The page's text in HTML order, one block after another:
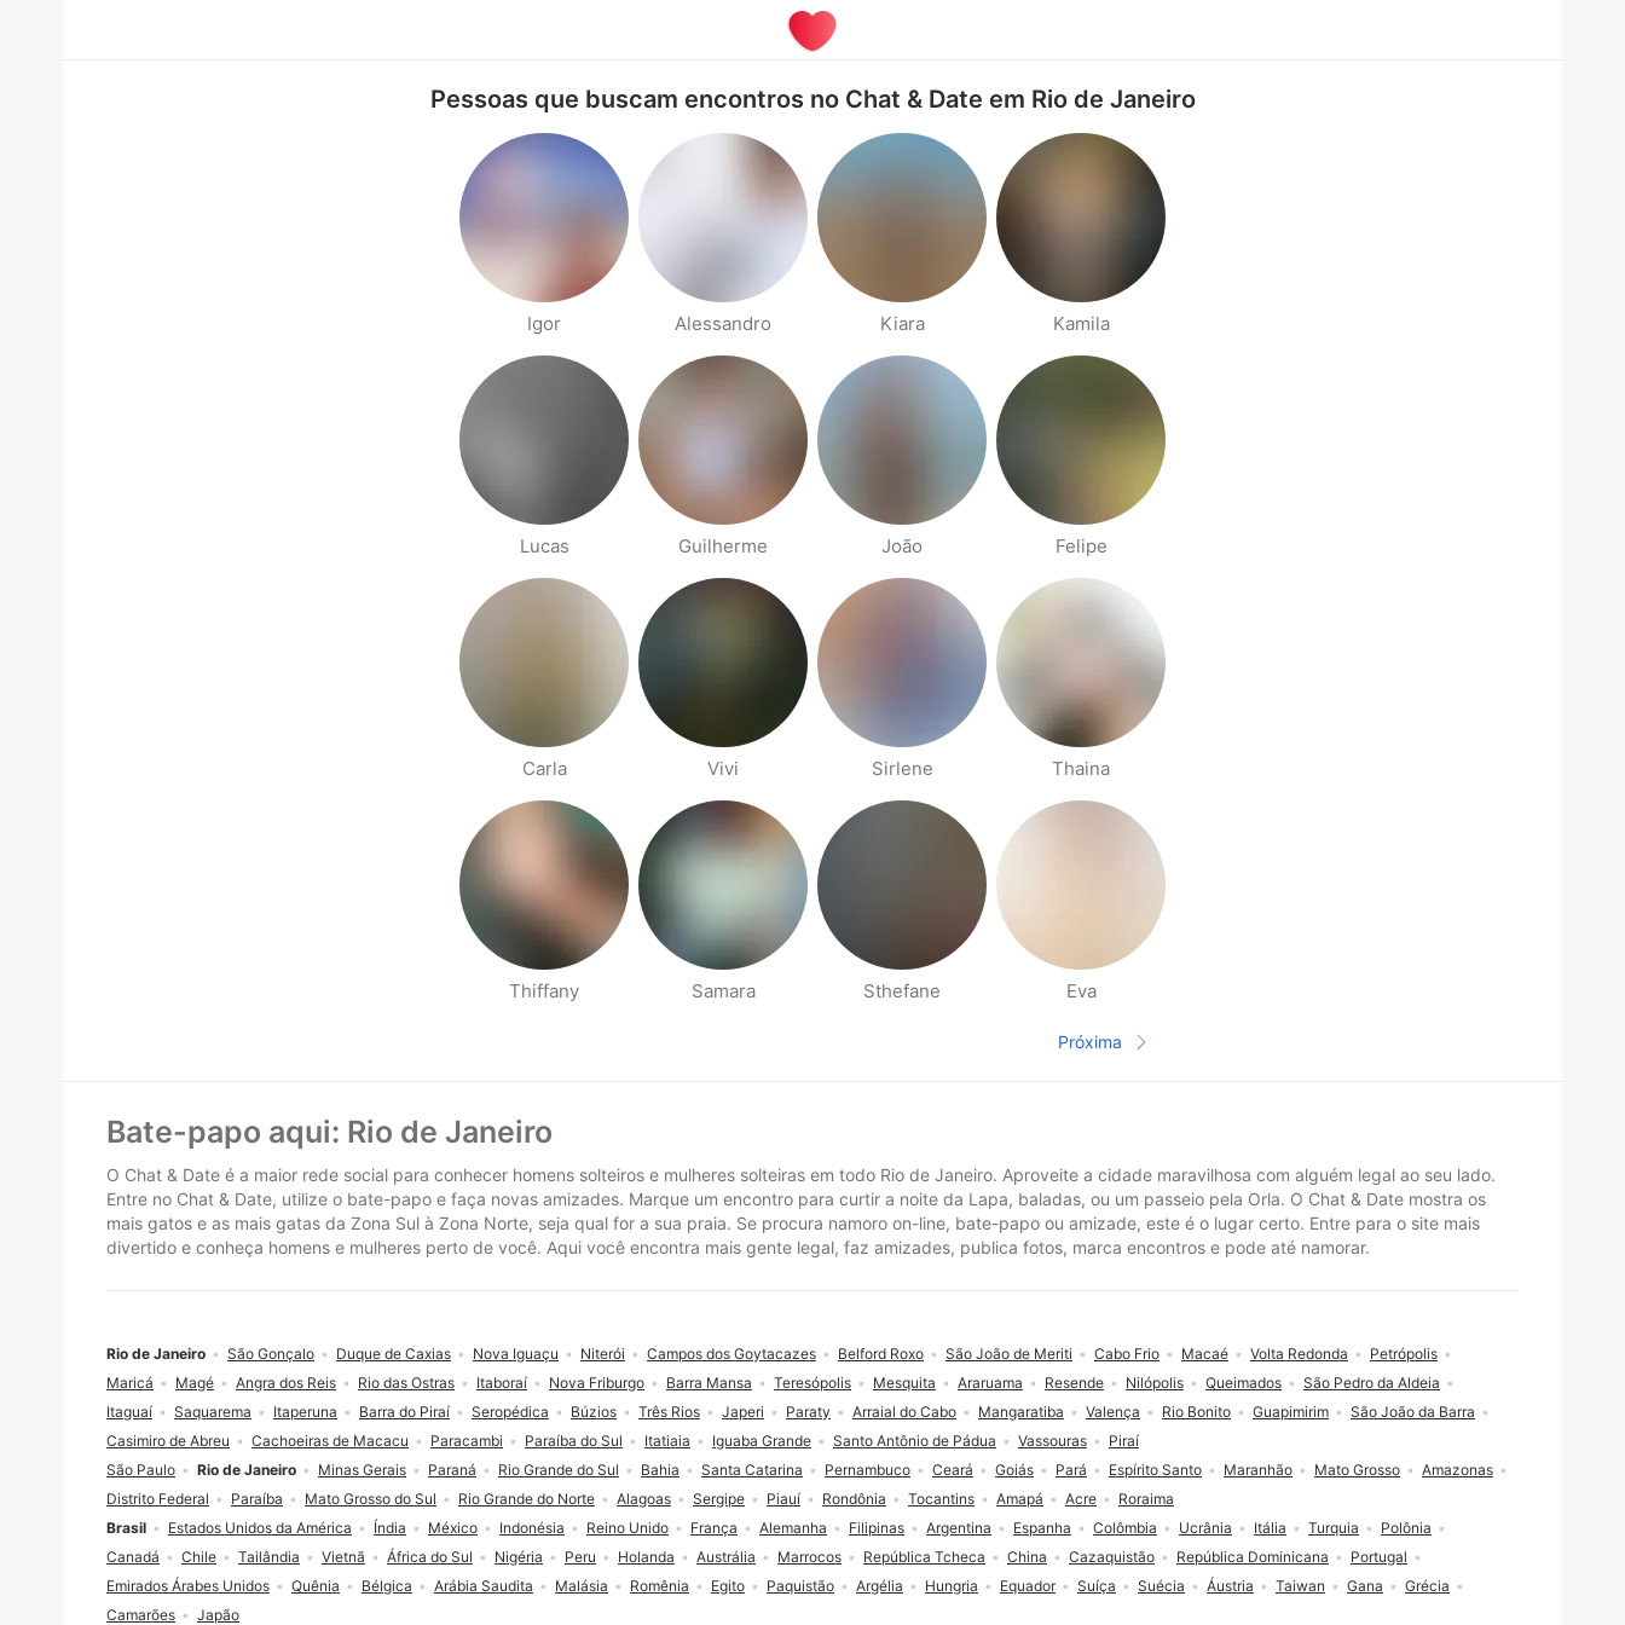
Pessoas que buscam encontros no Chat & Date em Rio de Janeiro
Igor Alessandro Kiara Kamila
Lucas Guilherme João Felipe
Carla Vivi Sirlene Thaina
Thiffany Samara Sthefane Eva
Página seguinte
Próxima
Bate-papo aqui: Rio de Janeiro
O Chat & Date é a maior rede social para conhecer homens solteiros e mulheres solteiras em todo Rio de Janeiro. Aproveite a cidade maravilhosa com alguém legal ao seu lado.
Entre no Chat & Date, utilize o bate-papo e faça novas amizades. Marque um encontro para curtir a noite da Lapa, baladas, ou um passeio pela Orla. O Chat & Date mostra os
mais gatos e as mais gatas da Zona Sul à Zona Norte, seja qual for a sua praia. Se procura namoro on-line, bate-papo ou amizade, este é o lugar certo. Entre para o site mais
divertido e conheça homens e mulheres perto de você. Aqui você encontra mais gente legal, faz amizades, publica fotos, marca encontros e pode até namorar.
Brasil Estados Unidos da América Índia México Indonésia Reino Unido França Alemanha Filipinas Argentina Espanha Colômbia Ucrânia Itália Turquia
Polônia
Canadá
Chile Tailândia Vietnã África do Sul Nigéria Peru Holanda Austrália Marrocos República Tcheca China Cazaquistão República Dominicana
Portugal
Emirados Árabes Unidos
Quênia Bélgica Arábia Saudita Malásia Romênia Egito Paquistão Argélia Hungria Equador Suíça Suécia Áustria Taiwan Gana
Grécia
Camarões
Japão
São Paulo Rio de Janeiro Minas Gerais Paraná Rio Grande do Sul Bahia Santa Catarina Pernambuco Ceará Goiás Pará Espírito Santo Maranhão Mato Grosso
Amazonas
Distrito Federal
Paraíba Mato Grosso do Sul Rio Grande do Norte Alagoas Sergipe Piauí Rondônia Tocantins Amapá Acre Roraima
Rio de Janeiro São Gonçalo Duque de Caxias Nova Iguaçu Niterói Campos dos Goytacazes Belford Roxo São João de Meriti Cabo Frio Macaé Volta Redonda
Petrópolis
Maricá
Magé Angra dos Reis Rio das Ostras Itaboraí Nova Friburgo Barra Mansa Teresópolis Mesquita Araruama Resende Nilópolis Queimados
São Pedro da Aldeia
Itaguaí
Saquarema Itaperuna Barra do Piraí Seropédica Búzios Três Rios Japeri Paraty Arraial do Cabo Mangaratiba Valença Rio Bonito Guapimirim
São João da Barra
Casimiro de Abreu
Cachoeiras de Macacu Paracambi Paraíba do Sul Itatiaia Iguaba Grande Santo Antônio de Pádua Vassouras Piraí